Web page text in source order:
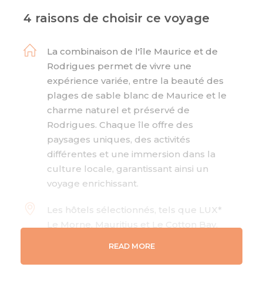
4 raisons de choisir ce voyage
La combinaison de l'île Maurice et de
Rodrigues permet de vivre une
expérience variée, entre la beauté des
plages de sable blanc de Maurice et le
charme naturel et préservé de
Rodrigues. Chaque île offre des
paysages uniques, des activités
différentes et une immersion dans la
culture locale, garantissant ainsi un
voyage enrichissant.
Les hôtels sélectionnés, tels que LUX*
READ MORE